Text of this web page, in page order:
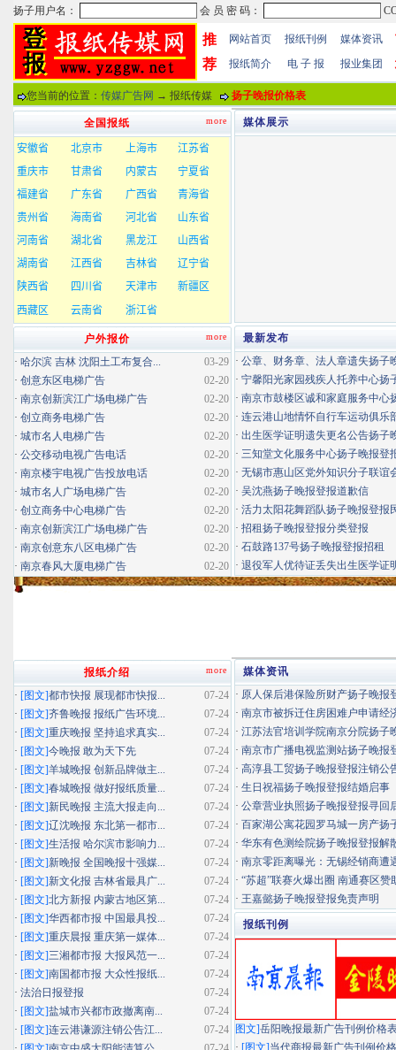
推
荐
网站首页 报纸刊例 媒体资讯
报纸简介 电 子 报 报业集团
您当前的位置： 传媒广告网 → 报纸传媒 扬子晚报价格表
媒体展示
最新发布
· 公章、财务章、法人章遗失扬子
· 宁馨阳光家园残疾人托养中心扬
· 南京市鼓楼区诚和家庭服务中心
· 连云港山地情怀自行车运动俱乐
· 出生医学证明遗失更名公告扬子
· 三知堂文化服务中心扬子晚报登
· 无锡市惠山区党外知识分子联谊
· 吴沈燕扬子晚报登报道歉信
· 活力太阳花舞蹈队扬子晚报登报
· 招租扬子晚报登报分类登报
· 石鼓路137号扬子晚报登报招租
· 退役军人优待证丢失出生医学证
more
全国报纸
more
户外报价
03-29
· 哈尔滨 吉林 沈阳土工布复合...
02-20
· 创意东区电梯广告
02-20
· 南京创新滨江广场电梯广告
02-20
· 创立商务电梯广告
02-20
· 城市名人电梯广告
02-20
· 公交移动电视广告电话
02-20
· 南京楼宇电视广告投放电话
02-20
· 城市名人广场电梯广告
02-20
· 创立商务中心电梯广告
02-20
· 南京创新滨江广场电梯广告
02-20
· 南京创意东八区电梯广告
02-20
· 南京春风大厦电梯广告
媒体资讯
· 原人保后港保险所财产扬子晚报
· 南京市被拆迁住房困难户申请经
· 江苏法官培训学院南京分院扬子
· 南京市广播电视监测站扬子晚报
· 高淳县工贸扬子晚报登报注销公
· 生日祝福扬子晚报登报结婚启事
· 公章营业执照扬子晚报登报寻回
· 百家湖公寓花园罗马城一房产扬
· 华东有色测绘院扬子晚报登报解
· 南京零距离曝光：无锡经销商遭
· “苏超”联赛火爆出圈 南通赛区赞
· 王嘉懿扬子晚报登报免责声明
报纸刊例
图文]岳阳晚报最新广告刊例价格
· [图文]当代商报最新广告刊例价
more
报纸介绍
07-24
· [图文]都市快报 展现都市快报...
07-24
· [图文]齐鲁晚报 报纸广告环境...
07-24
· [图文]重庆晚报 坚持追求真实...
07-24
· [图文]今晚报 敢为天下先
07-24
· [图文]羊城晚报 创新品牌做主...
07-24
· [图文]春城晚报 做好报纸质量...
07-24
· [图文]新民晚报 主流大报走向...
07-24
· [图文]辽沈晚报 东北第一都市...
07-24
· [图文]生活报 哈尔滨市影响力...
07-24
· [图文]新晚报 全国晚报十强媒...
07-24
· [图文]新文化报 吉林省最具广...
07-24
· [图文]北方新报 内蒙古地区第...
07-24
· [图文]华西都市报 中国最具投...
07-24
· [图文]重庆晨报 重庆第一媒体...
07-24
· [图文]三湘都市报 大报风范一...
07-24
· [图文]南国都市报 大众性报纸...
07-24
· 法治日报登报
07-24
· [图文]盐城市兴都市政撤离南...
07-24
· [图文]连云港谦源注销公告江...